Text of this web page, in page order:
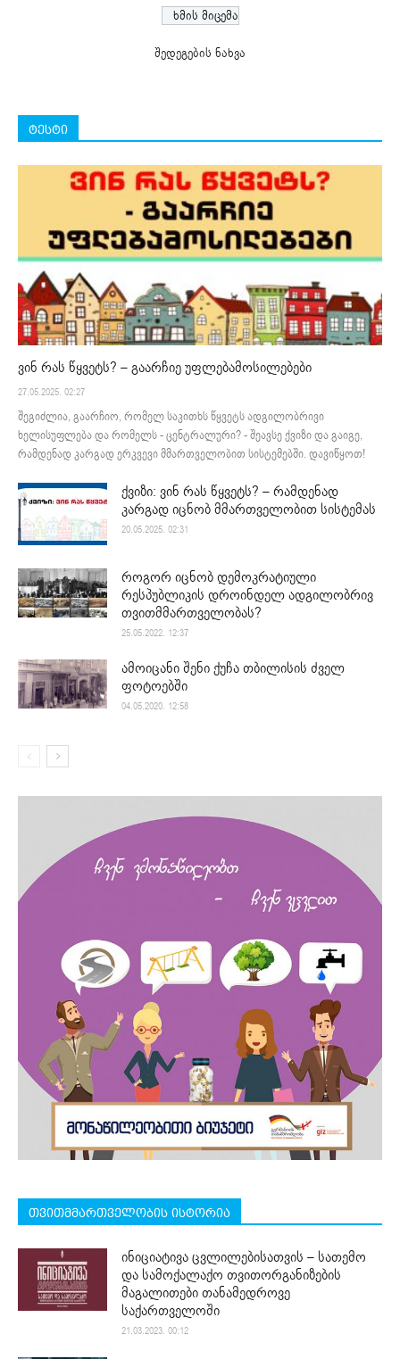
შედეგების ნახვა
ტესტი
ვინ რას წყვეტს? – გაარჩიე უფლებამოსილებები
27.05.2025. 02:27
შეგიძლია, გაარჩიო, რომელ საკითხს წყვეტს ადგილობრივი
ხელისუფლება და რომელს - ცენტრალური? - შეავსე ქვიზი და გაიგე,
რამდენად კარგად ერკვევი მმართველობით სისტემებში. დავიწყოთ!
ქვიზი: ვინ რას წყვეტს? – რამდენად
კარგად იცნობ მმართველობით სისტემას
20.05.2025. 02:31
როგორ იცნობ დემოკრატიული
რესპუბლიკის დროინდელ ადგილობრივ
თვითმმართველობას?
25.05.2022. 12:37
ამოიცანი შენი ქუჩა თბილისის ძველ
ფოტოებში
04.05.2020. 12:58
თვითმმართველობის ისტორია
ინიციატივა ცვლილებისათვის – სათემო
და სამოქალაქო თვითორგანიზების
მაგალითები თანამედროვე
საქართველოში
21.03.2023. 00:12